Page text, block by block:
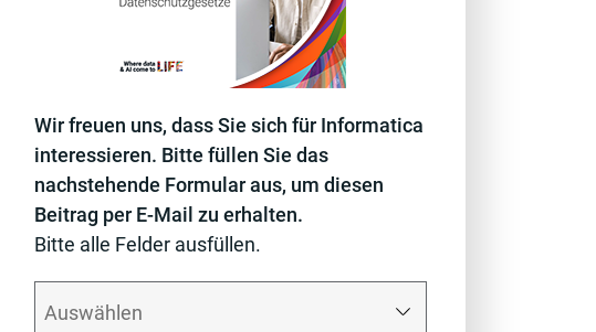
Wir freuen uns, dass Sie sich für Informatica
interessieren. Bitte füllen Sie das
nachstehende Formular aus, um diesen
Beitrag per E-Mail zu erhalten.
Bitte alle Felder ausfüllen.